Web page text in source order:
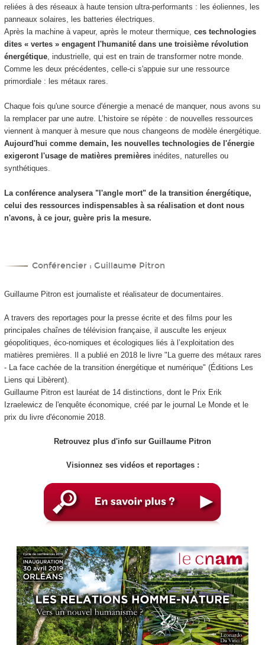
reliées à des réseaux à haute tension ultra-performants : les éoliennes, les
panneaux solaires, les batteries électriques.
Après la machine à vapeur, après le moteur thermique, ces technologies
dites « vertes » engagent l'humanité dans une troisième révolution
énergétique, industrielle, qui est en train de transformer notre monde.
Comme les deux précédentes, celle-ci s'appuie sur une ressource
primordiale : les métaux rares.
Chaque fois qu'une source d'énergie a menacé de manquer, nous avons su
la remplacer par une autre. L’histoire se répète : de nouvelles ressources
viennent à manquer à mesure que nous changeons de modèle énergétique.
Aujourd'hui comme demain, les nouvelles technologies de l'énergie
exigeront l'usage de matières premièresinédites, naturelles ou
synthétiques.
La conférence analysera "l'angle mort" de la transition énergétique,
celui des ressources indispensables à sa réalisation et dont nous
n'avons, à ce jour, guère pris la mesure.
Conférencier : Guillaume Pitron
Guillaume Pitron est journaliste et réalisateur de documentaires.
A travers des reportages pour la presse écrite et des films pour les
principales chaînes de télévision française, il ausculte les enjeux
géopolitiques, éco-nomiques et écologiques liés à l’exploitation des
matières premières. Il a publié en 2018 le livre "La guerre des métaux rares
- La face cachée de la transition énergétique et numérique" (Éditions Les
Liens qui Libèrent).
Guillaume Pitron est lauréat de 14 distinctions, dont le Prix Erik
Izraelewicz de l'enquête économique, créé par le journal Le Monde et le
prix du livre d'économie 2018.
Retrouvez plus d'info sur Guillaume Pitron
Visionnez ses vidéos et reportages :